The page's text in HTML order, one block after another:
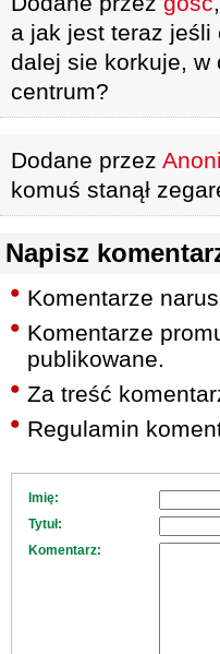
a jak jest teraz
dalej sie korkuje, w
centrum?
Dodane przez
komuś stanął
Napisz
Komentarze
Komentarze
publikowane.
Za treść
Regulamin
Imię:
Tytuł:
Komentarz: